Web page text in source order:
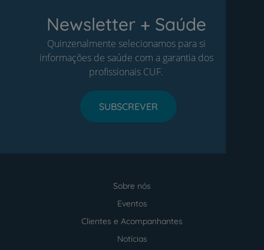
Newsletter + Saúde
Quinzenalmente selecionamos para si
informações de saúde com a garantia dos
profissionais CUF.
SUBSCREVER
Sobre nós
Eventos
Clientes e Acompanhantes
Notícias